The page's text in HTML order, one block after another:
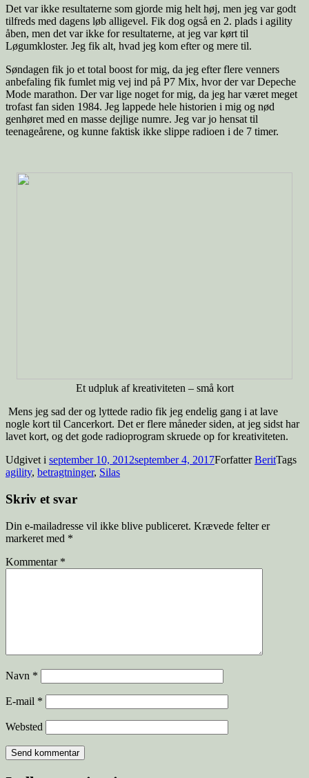
Det var ikke resultaterne som gjorde mig helt høj, men jeg var godt
tilfreds med dagens løb alligevel. Fik dog også en 2. plads i agility
åben, men det var ikke for resultaterne, at jeg var kørt til
Løgumkloster. Jeg fik alt, hvad jeg kom efter og mere til.
Søndagen fik jo et total boost for mig, da jeg efter flere venners
anbefaling fik fumlet mig vej ind på P7 Mix, hvor der var Depeche
Mode marathon. Der var lige noget for mig, da jeg har været meget
trofast fan siden 1984. Jeg lappede hele historien i mig og nød
genhøret med en masse dejlige numre. Jeg var jo hensat til
teenageårene, og kunne faktisk ikke slippe radioen i de 7 timer.
Et udpluk af kreativiteten – små kort
Mens jeg sad der og lyttede radio fik jeg endelig gang i at lave
nogle kort til Cancerkort. Det er flere måneder siden, at jeg sidst har
lavet kort, og det gode radioprogram skruede op for kreativiteten.
Udgivet i september 10, 2012september 4, 2017ForfatterBeritTags
agility, betragtninger, Silas
Skriv et svar
Din e-mailadresse vil ikke blive publiceret. Krævede felter er
markeret med *
Kommentar *
Navn *
E-mail *
Websted